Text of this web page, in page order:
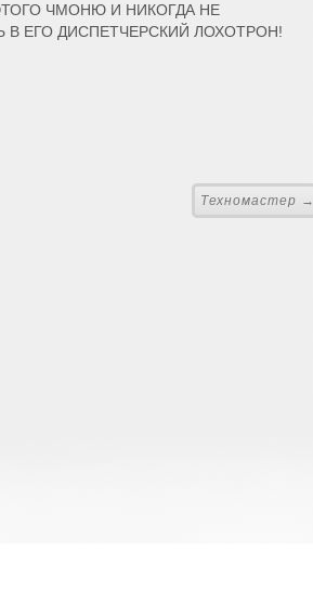
ЧМОНЮ И НИКОГДА НЕ
В ЕГО ДИСПЕТЧЕРСКИЙ ЛОХОТРОН!
Техномастер →